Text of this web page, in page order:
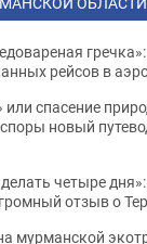
рейсов в
или спасение
новый
четыре
отзыв о
мурманской